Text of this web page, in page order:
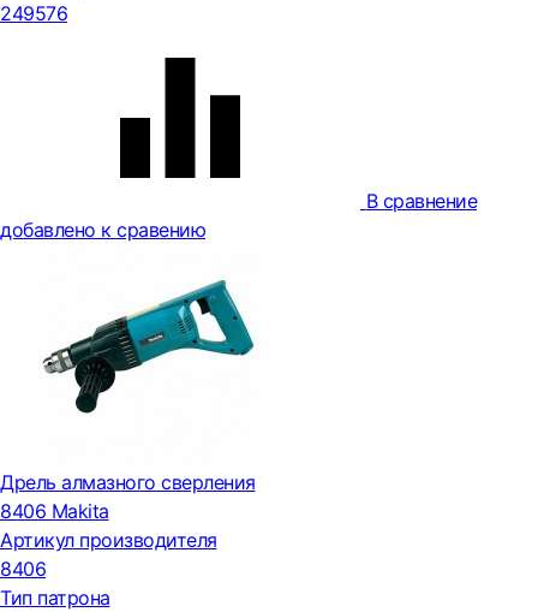
249576
В сравнение
добавлено к сравению
Дрель алмазного сверления
8406 Makita
Артикул производителя
8406
Тип патрона